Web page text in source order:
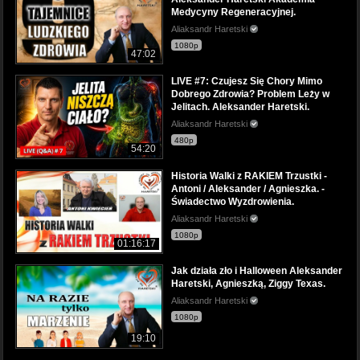
47:02
Medycyny Regeneracyjnej.
Aliaksandr Haretski
1080p
54:20
LIVE #7: Czujesz Się Chory Mimo
Dobrego Zdrowia? Problem Leży w
Jelitach. Aleksander Haretski.
Aliaksandr Haretski
480p
01:16:17
Historia Walki z RAKIEM Trzustki -
Antoni / Aleksander / Agnieszka. -
Świadectwo Wyzdrowienia.
Aliaksandr Haretski
1080p
19:10
Jak działa zło i Halloween Aleksander
Haretski, Agnieszką, Ziggy Texas.
Aliaksandr Haretski
1080p